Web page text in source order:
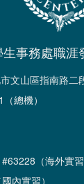
事務處職涯
文山區指南路二
總機）
（海外實習
內實習）